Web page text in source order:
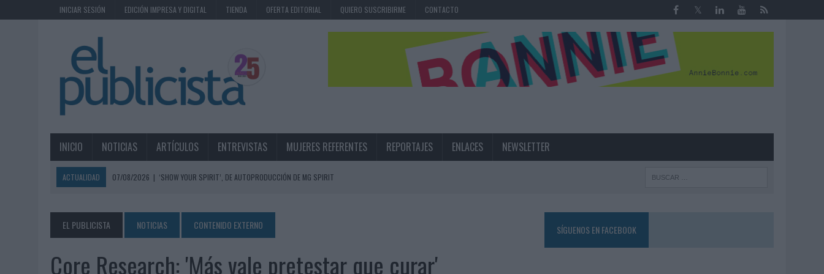
INICIAR SESIÓN EDICIÓN IMPRESA Y DIGITAL TIENDA OFERTA EDITORIAL QUIERO SUSCRIBIRME CONTACTO
INICIO NOTICIAS ARTÍCULOS ENTREVISTAS MUJERES REFERENTES REPORTAJES ENLACES NEWSLETTER
ACTUALIDAD 07/08/2026 | ‘SHOW YOUR SPIRIT’, DE AUTOPRODUCCIÓN DE MG SPIRIT
07/08/2026 | MG SPIRIT RELANZA SU MARCA CON UNA ESTRATEGIA 360º CENTRADA EN EL ORIGEN BARCELONÉS
07/08/2026 |
PATRÓN CONVIERTE EL NUEVO SINGLE DE ARÓN PIPER EN UNA EXPERIENCIA DE MARCA EN IBIZA
EL PUBLICISTA NOTICIAS CONTENIDO EXTERNO
Core Research: 'Más vale pretestar que curar'
SÍGUENOS EN FACEBOOK